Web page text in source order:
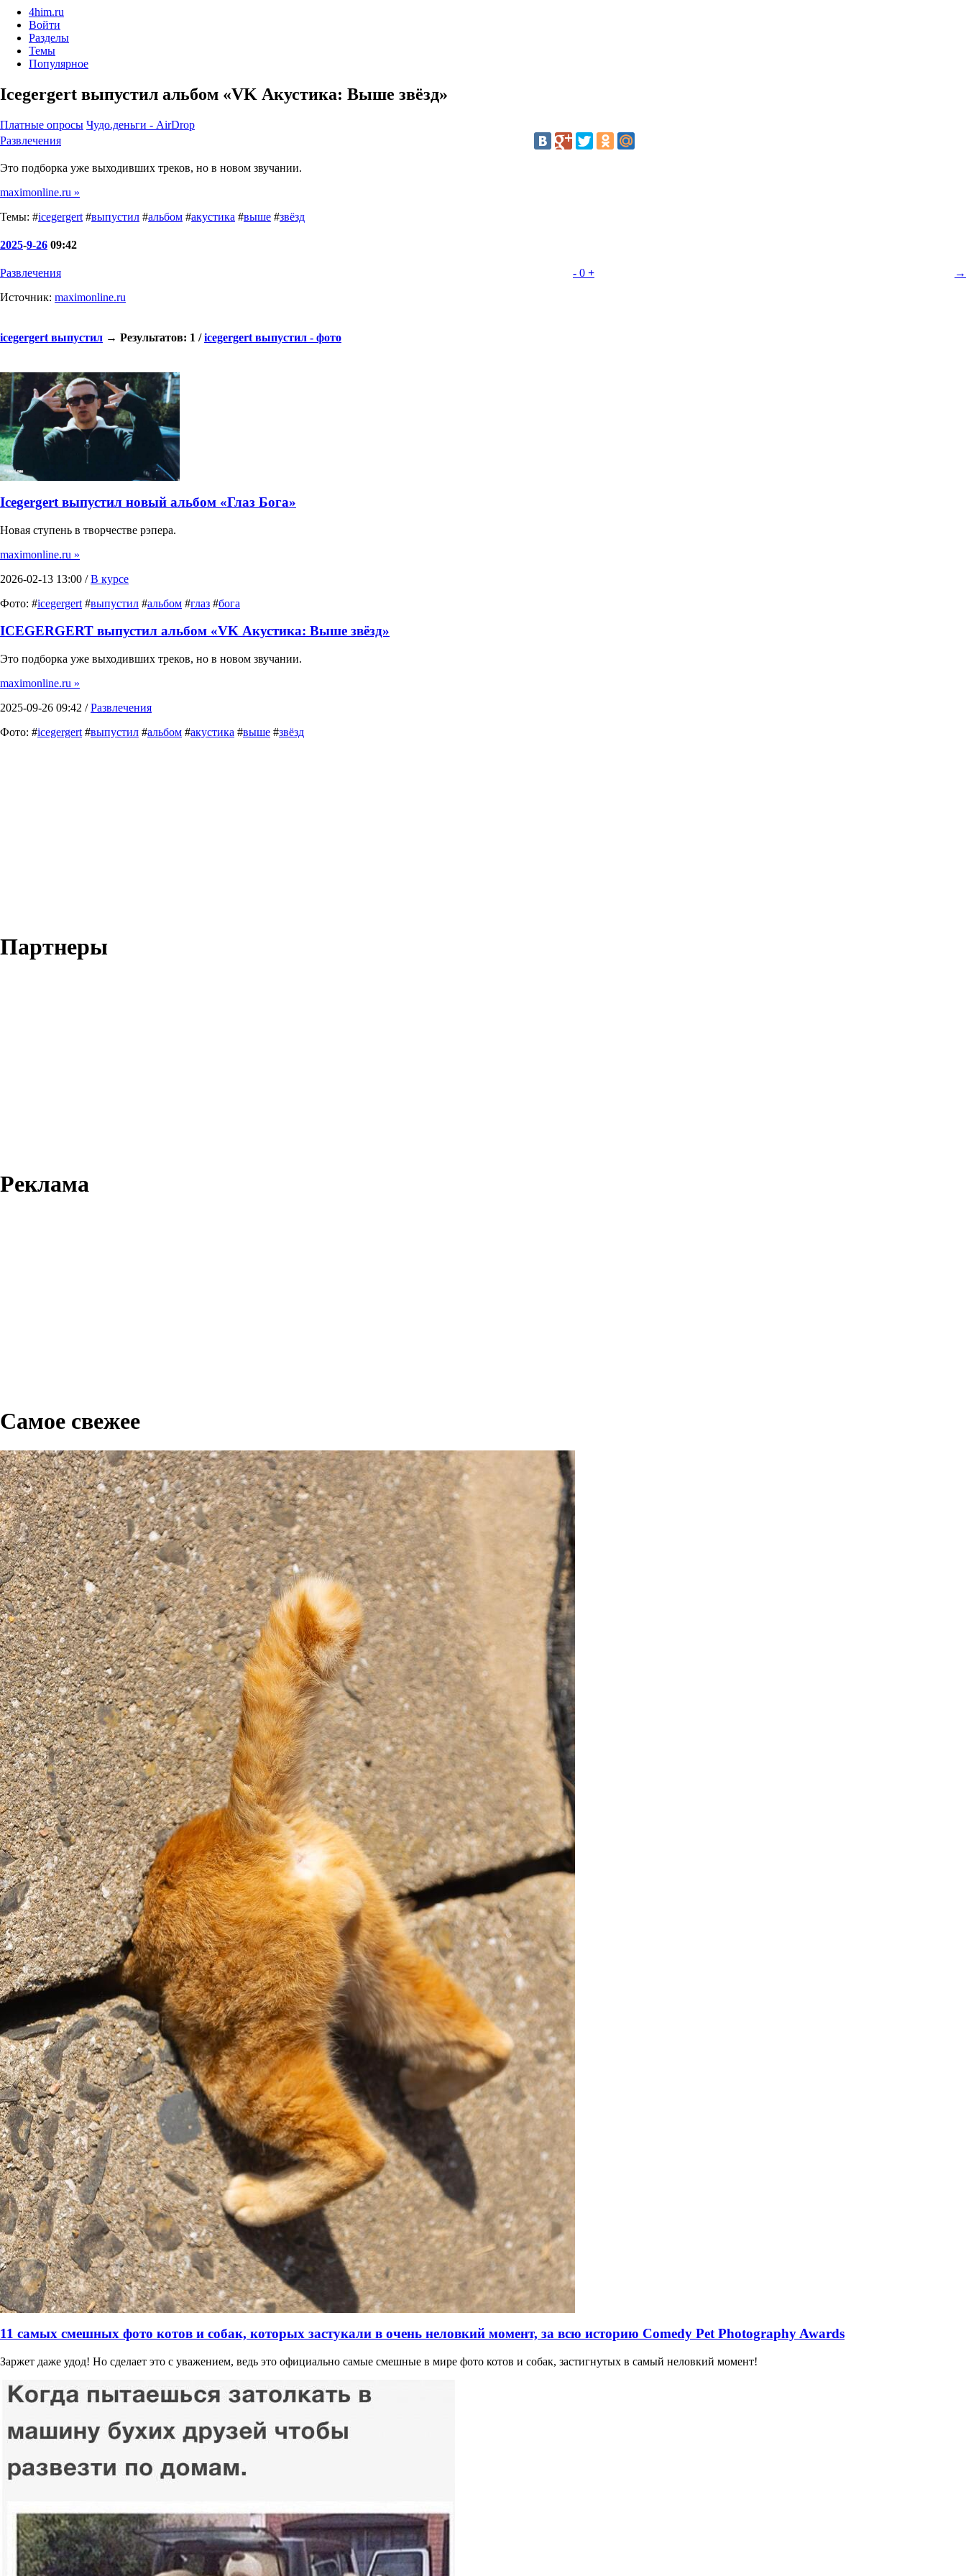
4him.ru
Войти
Разделы
Темы
Популярное
Icegergert выпустил альбом «VK Акустика: Выше звёзд»
Платные опросы Чудо.деньги - AirDrop
Развлечения
Это подборка уже выходивших треков, но в новом звучании.
maximonline.ru »
Темы: #icegergert #выпустил #альбом #акустика #выше #звёзд
2025-9-26 09:42
Развлечения - 0 +
→
Источник: maximonline.ru
icegergert выпустил → Результатов: 1 /icegergert выпустил - фото
Icegergert выпустил новый альбом «Глаз Бога»
Новая ступень в творчестве рэпера.
maximonline.ru »
2026-02-13 13:00 /В курсе
Фото: #icegergert #выпустил #альбом #глаз #бога
ICEGERGERT выпустил альбом «VK Акустика: Выше звёзд»
Это подборка уже выходивших треков, но в новом звучании.
maximonline.ru »
2025-09-26 09:42 /Развлечения
Фото: #icegergert #выпустил #альбом #акустика #выше #звёзд
Партнеры
Реклама
Самое свежее
11 самых смешных фото котов и собак, которых застукали в очень неловкий момент, за всю историю Comedy Pet Photography Awards
Заржет даже удод! Но сделает это с уважением, ведь это официально самые смешные в мире фото котов и собак, застигнутых в самый неловкий момент!